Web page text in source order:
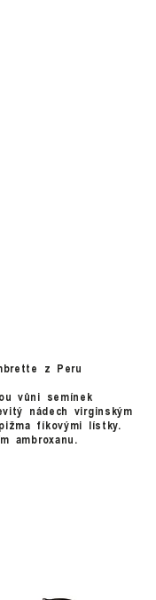
z Peru
vůni semínek
nádech virginským
fíkovými lístky.
ambroxanu.